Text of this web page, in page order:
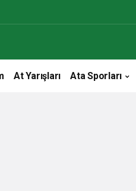
At Yarışları Ata Sporları